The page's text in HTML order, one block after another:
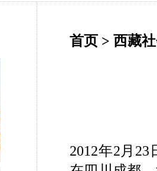
首页 > 西藏
2012年2月